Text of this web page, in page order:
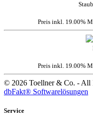
Preis inkl. 19.00%
Preis inkl. 19.00%
© 2026 Toellner & Co. - All
dbFakt® Softwarelösungen
Service